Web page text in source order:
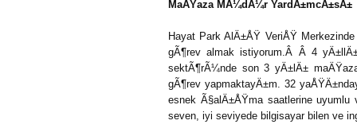
MaÄŸaza MÃ¼dÃ¼r YardÄ±mcÄ±sÄ±
Hayat Park AlÄ±ÅŸ VeriÅŸ
gÃ¶rev almak istiyorum.Â Â 4
sektÃ¶rÃ¼nde son 3 yÄ±lÄ±
gÃ¶rev yapmaktayÄ±m. 32
esnek Ã§alÄ±ÅŸma saatlerine
seven, iyi seviyede bilgisayar bilen ve